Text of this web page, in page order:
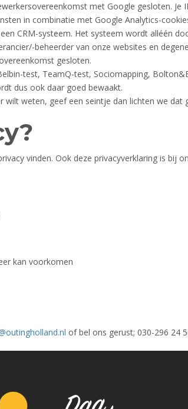
met Google gesloten. Je
in combinatie met Google Analytics-
CRM-systeem. Het systeem wordt alléén
beheerder van onze websites en
gesloten.
test, TeamQ-test, Sociomapping,
dus ook daar goed bewaakt.
weten, geef een seintje dan lichten we dat
vinden. Ook deze privacyverklaring is bij
kan voorkomen
of bel ons gerust; 030-296 24